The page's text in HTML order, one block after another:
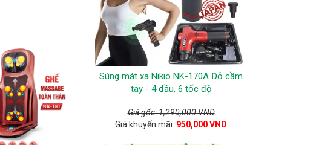
Súng mát xa Nikio NK-170A Đỏ cầm
tay - 4 đầu, 6 tốc độ
Giá gốc: 1,290,000 VND
Giá khuyến mãi: 950,000 VND